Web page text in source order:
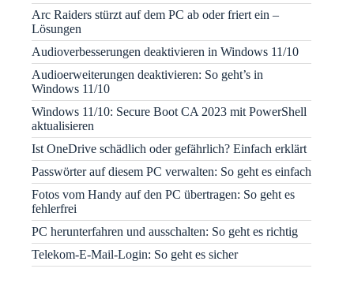
Arc Raiders stürzt auf dem PC ab oder friert ein –
Lösungen
Audioverbesserungen deaktivieren in Windows 11/10
Audioerweiterungen deaktivieren: So geht’s in
Windows 11/10
Windows 11/10: Secure Boot CA 2023 mit PowerShell
aktualisieren
Ist OneDrive schädlich oder gefährlich? Einfach erklärt
Passwörter auf diesem PC verwalten: So geht es einfach
Fotos vom Handy auf den PC übertragen: So geht es
fehlerfrei
PC herunterfahren und ausschalten: So geht es richtig
Telekom-E-Mail-Login: So geht es sicher